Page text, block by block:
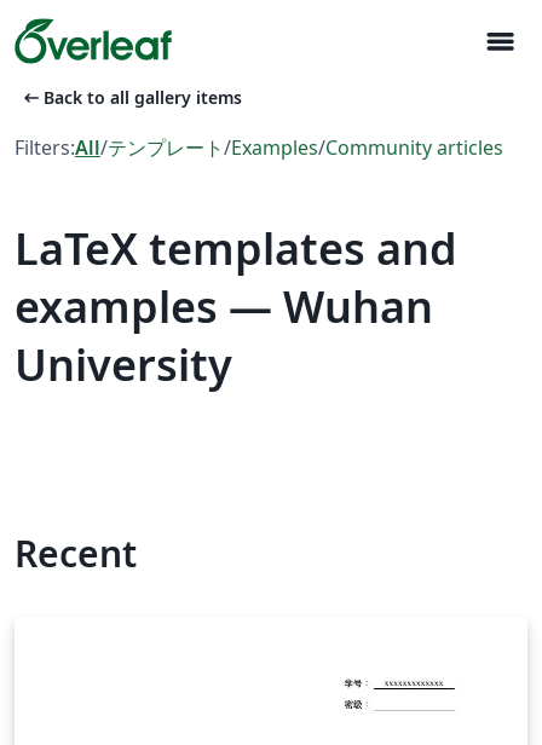
menu
arrow_left_alt Back to all gallery items
Filters:All/テンプレート/Examples/Community articles
LaTeX templates and
examples — Wuhan
University
Recent